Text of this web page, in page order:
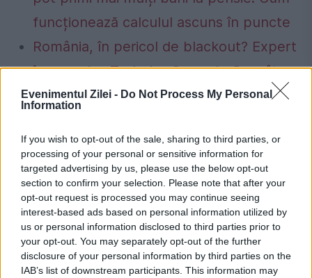
Evenimentul Zilei - Do Not Process My Personal
Information
If you wish to opt-out of the sale, sharing to third parties, or
processing of your personal or sensitive information for
targeted advertising by us, please use the below opt-out
section to confirm your selection. Please note that after your
opt-out request is processed you may continue seeing
interest-based ads based on personal information utilized by
us or personal information disclosed to third parties prior to
your opt-out. You may separately opt-out of the further
disclosure of your personal information by third parties on the
IAB’s list of downstream participants. This information may
funcționează calculul ascuns în puncte
România, în pericol de blackout? Expert
în energie: „Trebuie să accelerăm cât se
poate de repede acele investiții”
dacian ciolos Lucian Bode PNDL 3